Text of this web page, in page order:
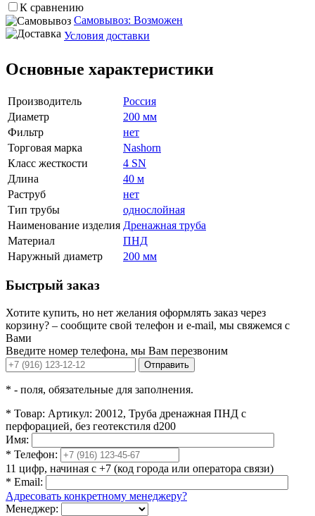
К сравнению
Самовывоз: Возможен
Условия доставки
Основные характеристики
Производитель
Россия
Диаметр
200 мм
Фильтр
нет
Торговая марка
Nashorn
Класс жесткости
4 SN
Длина
40 м
Раструб
нет
Тип трубы
однослойная
Наименование изделия Дренажная труба
Материал
ПНД
Наружный диаметр
200 мм
Быстрый заказ
Хотите купить, но нет желания оформлять заказ через
корзину? – сообщите свой телефон и e-mail, мы свяжемся с
Вами
Введите номер телефона, мы Вам перезвоним
Отправить
* - поля, обязательные для заполнения.
* Товар: Артикул: 20012, Труба дренажная ПНД с
перфорацией, без геотекстиля d200
Имя:
* Телефон:
11 цифр, начиная с +7 (код города или оператора связи)
* Email:
Адресовать конкретному менеджеру?
Менеджер: